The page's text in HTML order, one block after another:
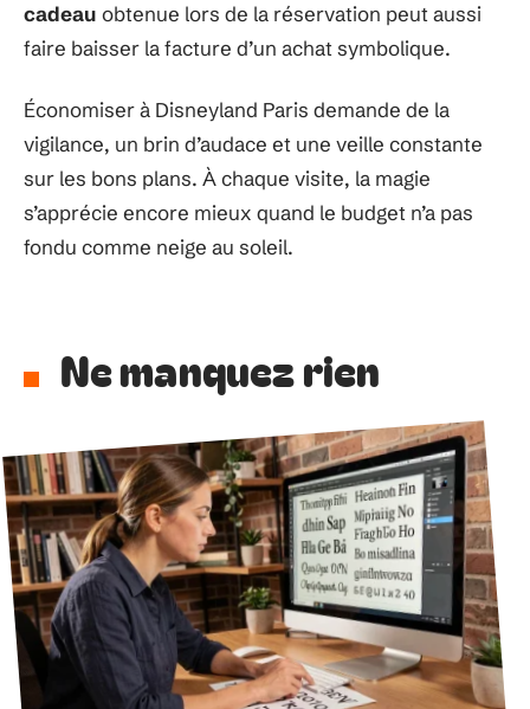
cadeau obtenue lors de la réservation peut aussi
faire baisser la facture d’un achat symbolique.
Économiser à Disneyland Paris demande de la
vigilance, un brin d’audace et une veille constante
sur les bons plans. À chaque visite, la magie
s’apprécie encore mieux quand le budget n’a pas
fondu comme neige au soleil.
Ne manquez rien